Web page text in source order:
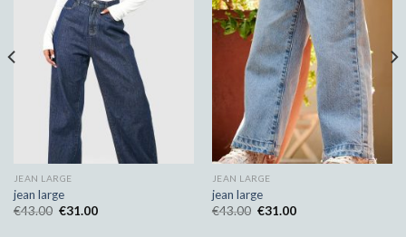
JEAN LARGE
jean large
€43.00 €31.00
JEAN LARGE
jean large
€43.00 €31.00